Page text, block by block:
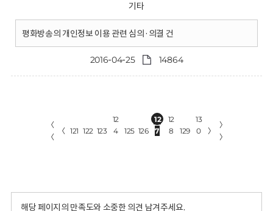
기타
평화방송의 개인정보 이용 관련 심의·의결 건
2016-04-25 14864
〈
〈
〈 121 122 123
12
4
125 126
12
7
12
8
129
13
0
〉
〉
〉
해당 페이지의 만족도와 소중한 의견 남겨주세요.